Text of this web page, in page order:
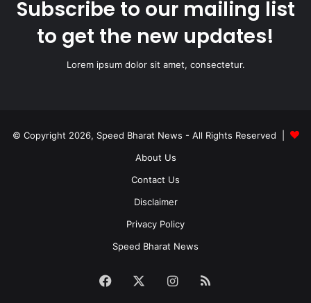
Subscribe to our mailing list
to get the new updates!
Lorem ipsum dolor sit amet, consectetur.
© Copyright 2026, Speed Bharat News - All Rights Reserved |
About Us
Contact Us
Disclaimer
Privacy Policy
Speed Bharat News
Facebook Instagram
RSS